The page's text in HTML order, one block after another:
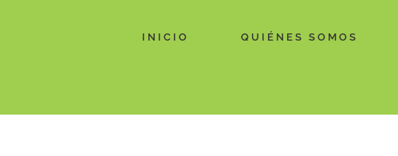
INICIO QUIÉNES SOMOS